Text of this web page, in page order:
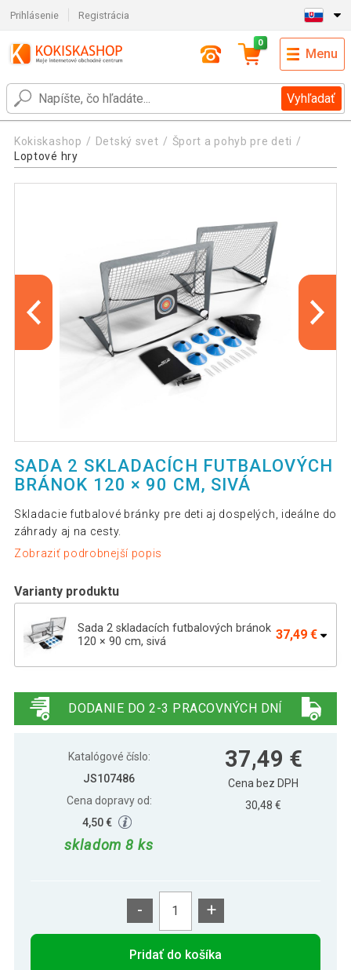
Prihlásenie Registrácia
Vyhľadať
0
Menu
Kokiskashop Detský svet
Šport a pohyb pre deti
Loptové hry
SADA 2 SKLADACÍCH FUTBALOVÝCH
BRÁNOK 120 × 90 CM, SIVÁ
Skladacie futbalové bránky pre deti aj dospelých, ideálne do
záhrady aj na cesty.
Zobraziť podrobnejší popis
Varianty produktu
Sada 2 skladacích futbalových bránok
120 × 90 cm, sivá
37,49 €
120 × 90 cm, červená
Goal Master 2 ks - čierna
39,99 €
DODANIE DO 2-3 PRACOVNÝCH DNÍ
Katalógové číslo:
JS107486
Cena dopravy od:
4,50 €
skladom 8 ks
37,49 €
Cena bez DPH
30,48 €
- +
Pridať do košíka